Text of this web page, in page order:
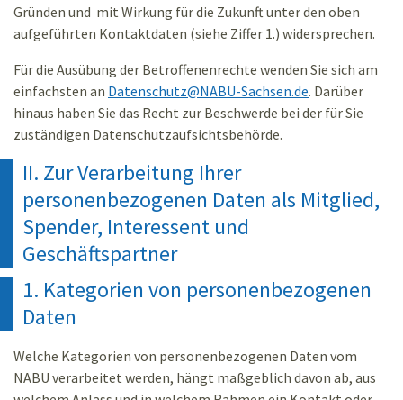
Gründen und mit Wirkung für die Zukunft unter den oben
aufgeführten Kontaktdaten (siehe Ziffer 1.) widersprechen.
Für die Ausübung der Betroffenenrechte wenden Sie sich am
einfachsten an Datenschutz@NABU-Sachsen.de. Darüber
hinaus haben Sie das Recht zur Beschwerde bei der für Sie
zuständigen Datenschutzaufsichtsbehörde.
II. Zur Verarbeitung Ihrer
personenbezogenen Daten als Mitglied,
Spender, Interessent und
Geschäftspartner
1. Kategorien von personenbezogenen
Daten
Welche Kategorien von personenbezogenen Daten vom
NABU verarbeitet werden, hängt maßgeblich davon ab, aus